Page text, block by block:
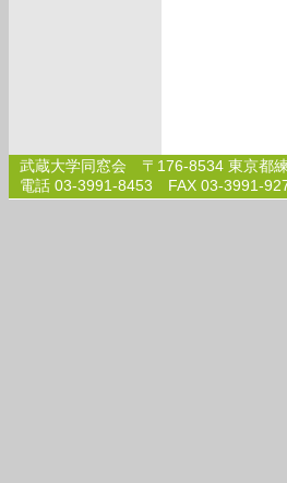
武蔵大学同窓会 〒176-8534 東京都
電話 03-3991-8453 FAX 03-3991-